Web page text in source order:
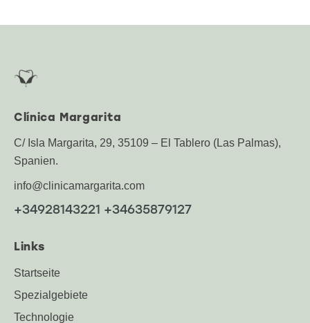
Clínica Margarita
C/ Isla Margarita, 29, 35109 – El Tablero (Las Palmas),
Spanien.
info@clinicamargarita.com
+34928143221 +34635879127
Links
Startseite
Spezialgebiete
Technologie